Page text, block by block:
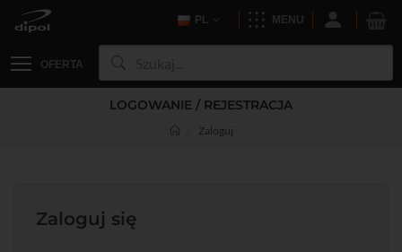
PL MENU
OFERTA
LOGOWANIE / REJESTRACJA
Zaloguj
Zaloguj się